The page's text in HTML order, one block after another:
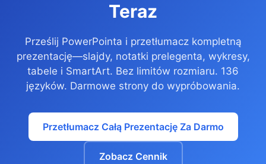
Teraz
Prześlij PowerPointa i przetłumacz kompletną
prezentację—slajdy, notatki prelegenta, wykresy,
tabele i SmartArt. Bez limitów rozmiaru. 136
języków. Darmowe strony do wypróbowania.
Przetłumacz Całą Prezentację Za Darmo
Zobacz Cennik